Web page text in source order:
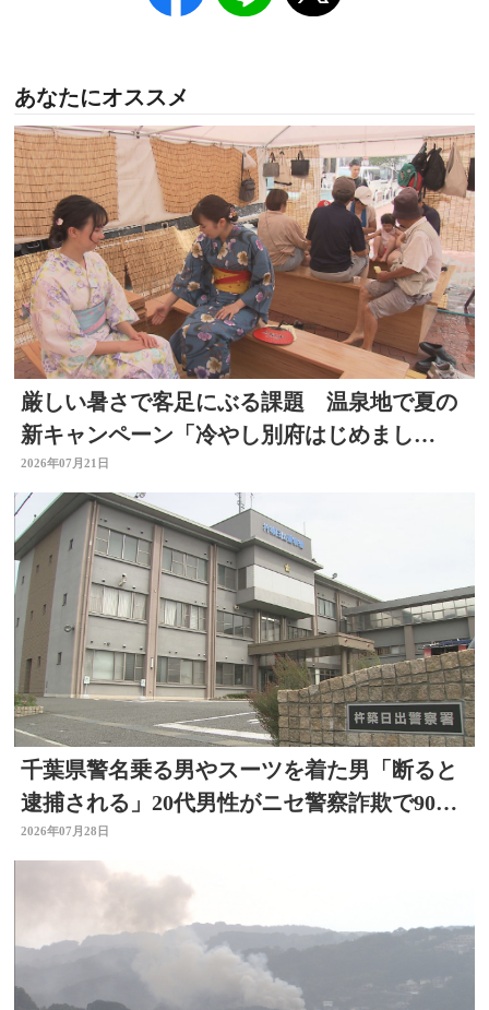
あなたにオススメ
厳しい暑さで客足にぶる課題 温泉地で夏の
新キャンペーン「冷やし別府はじめまし
た」 冷たい足湯など設置
2026年07月21日
千葉県警名乗る男やスーツを着た男「断ると
逮捕される」20代男性がニセ警察詐欺で90万
円被害 大分
2026年07月28日